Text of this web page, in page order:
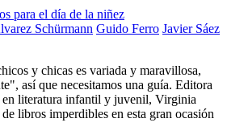
para el día de la niñez
Schürmann Guido Ferro Javier Sáez
y chicas es variada y maravillosa,
así que necesitamos una guía. Editora
en literatura infantil y juvenil, Virginia
libros imperdibles en esta gran ocasión